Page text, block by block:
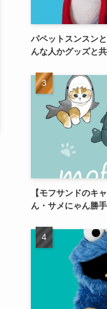
パペットスンスン
んな人かグッズと
【モフサンドのキ
ん・サメにゃん勝